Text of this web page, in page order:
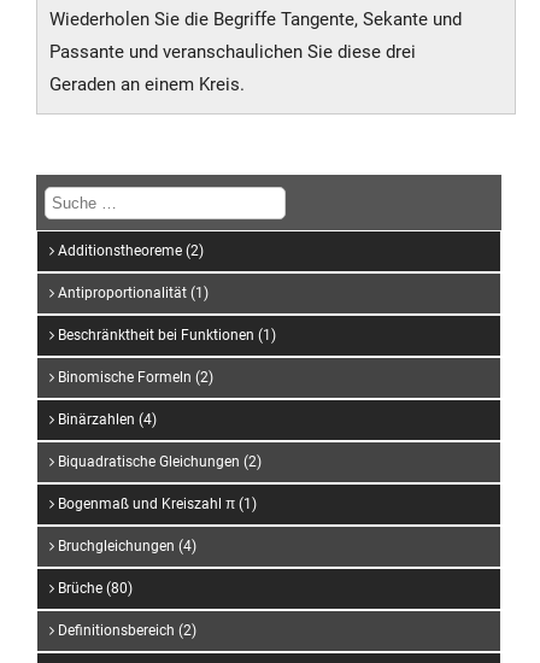
Wiederholen Sie die Begriffe Tangente, Sekante und
Passante und veranschaulichen Sie diese drei
Geraden an einem Kreis.
Additionstheoreme (2)
Antiproportionalität (1)
Beschränktheit bei Funktionen (1)
Binomische Formeln (2)
Binärzahlen (4)
Biquadratische Gleichungen (2)
Bogenmaß und Kreiszahl π (1)
Bruchgleichungen (4)
Brüche (80)
Definitionsbereich (2)